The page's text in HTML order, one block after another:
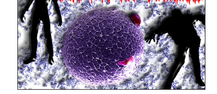
OCIO
TECNOLOGÍA
LETRAS
CIENCIA